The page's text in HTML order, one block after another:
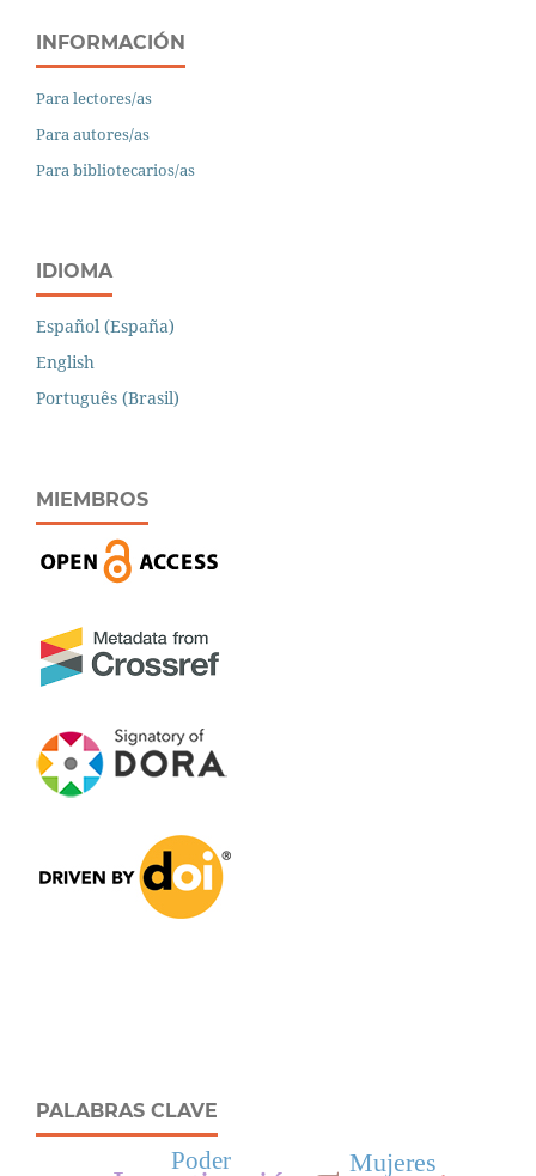
INFORMACIÓN
Para lectores/as
Para autores/as
Para bibliotecarios/as
IDIOMA
Español (España)
English
Português (Brasil)
MIEMBROS
PALABRAS CLAVE
Mujeres
Poder